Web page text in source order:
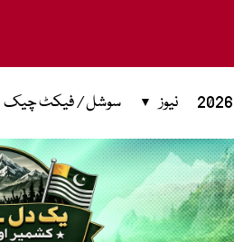
نیوز سوشل / فیکٹ چیک